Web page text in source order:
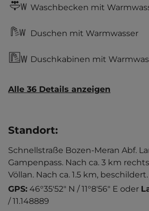
Waschbecken mit
Duschen mit Warmwasser
Duschkabinen mit
Alle 36 Details anzeigen
Standort:
Schnellstraße Bozen-Meran Abf.
Gampenpass. Nach ca. 3 km
Völlan. Nach ca. 1.5 km, beschildert.
GPS: 46°35'52" N / 11°8'56" E oder
/ 11.148889